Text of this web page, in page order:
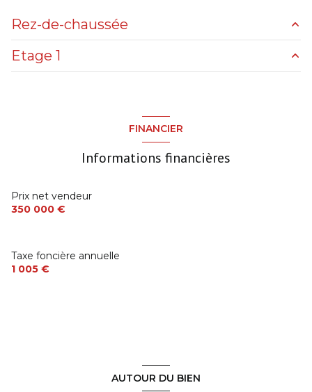
1 niveau(x)
Rez-de-chaussée
Rez de chaussée
Etage 1
WC
FINANCIER
Informations financières
Prix net vendeur
350 000 €
Taxe foncière annuelle
1 005 €
AUTOUR DU BIEN